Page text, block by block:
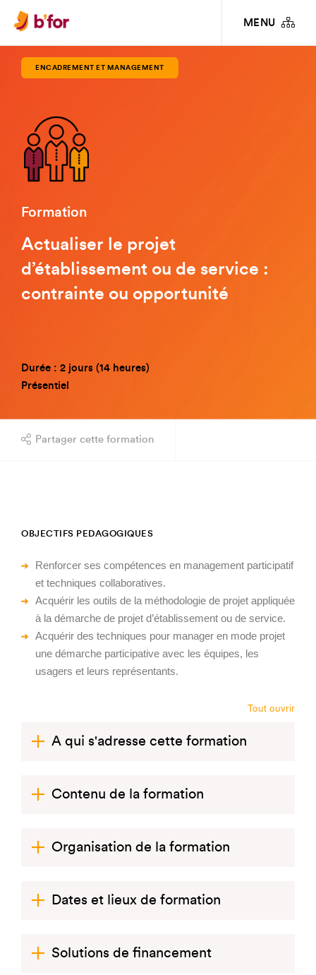
MENU
FORMATIONS
D’ÉTABLISSEMENT OU DE SERVICE : CONTRAINTE OU OPPORTUNITÉ
ENCADREMENT ET MANAGEMENT
Formation
Actualiser le projet
d’établissement ou de service :
contrainte ou opportunité
Durée : 2 jours (14 heures)
Présentiel
Partager cette formation
OBJECTIFS PEDAGOGIQUES
Renforcer ses compétences en management participatif
et techniques collaboratives.
Acquérir les outils de la méthodologie de projet appliquée
à la démarche de projet d’établissement ou de service.
Acquérir des techniques pour manager en mode projet
une démarche participative avec les équipes, les
usagers et leurs représentants.
Tout ouvrir
A qui s'adresse cette formation
Contenu de la formation
Organisation de la formation
Dates et lieux de formation
Solutions de financement